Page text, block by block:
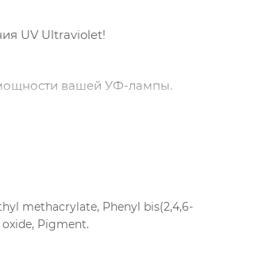
UV Ultraviolet!
мощности вашей УФ-лампы.
лампой.
methacrylate, Phenyl bis(2,4,6-
Pigment.